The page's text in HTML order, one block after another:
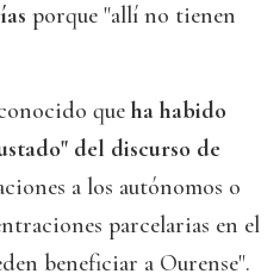
porque "allí no tienen
que ha habido
del discurso de
a los autónomos o
parcelarias en el
beneficiar a Ourense".